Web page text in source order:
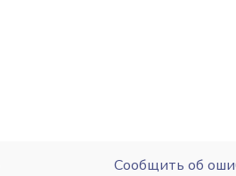
Сообщить об